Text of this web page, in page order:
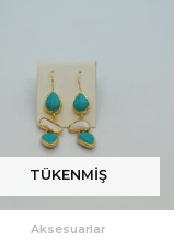
TÜKENMIŞ
Aksesuarlar